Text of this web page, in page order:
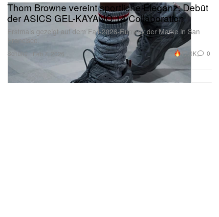
Schuhe
Thom Browne vereint sportliche Eleganz: Debüt
der ASICS GEL-KAYANO 14 Collaboration
Erstmals gezeigt auf dem Fall-2026-Runway der Marke in San
Francisco.
Feb 7, 2026 17.0K 0